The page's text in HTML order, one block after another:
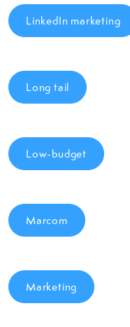
LinkedIn marketing
Long tail
Low-budget
Marcom
Marketing